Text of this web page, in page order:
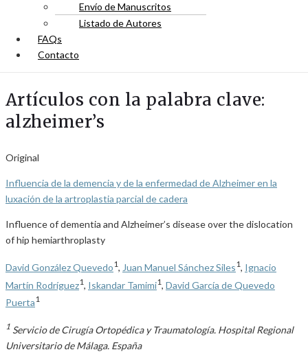
Envío de Manuscritos
Listado de Autores
FAQs
Contacto
Artículos con la palabra clave:
alzheimer’s
Original
Influencia de la demencia y de la enfermedad de Alzheimer en la
luxación de la artroplastia parcial de cadera
Influence of dementia and Alzheimer’s disease over the dislocation
of hip hemiarthroplasty
David González Quevedo1, Juan Manuel Sánchez Siles1, Ignacio
Martín Rodríguez1 Iskandar Tamimi1 David García de Quevedo
Puerta1
1 Servicio de Cirugía Ortopédica y Traumatología. Hospital Regional
Universitario de Málaga. España